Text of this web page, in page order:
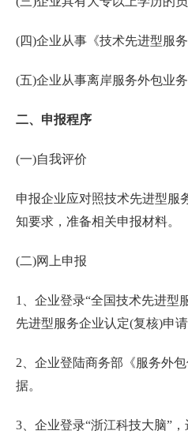
(四)企业从事《技术先进型服
(五)企业从事离岸服务外包业
二、申报程序
(一)自我评价
申报企业应对照技术先进型服
知要求，准备相关申报材料。
(二)网上申报
1、企业登录“全国技术先进型
先进型服务企业认定(复核)申
2、企业登陆商务部《服务外
据。
3、企业登录“浙江科技大脑”